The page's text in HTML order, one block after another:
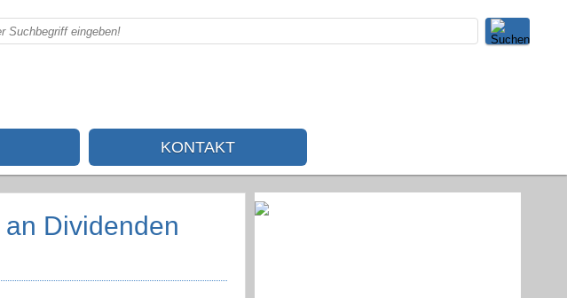
KONTAKT
Dividenden